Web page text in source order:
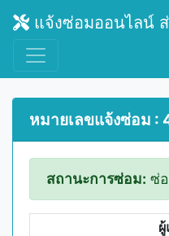
แจ้งซ่อมออนไลน์
หมายเลขแจ้งซ่อม
สถานะการซ่อม: ซ่
ผู้